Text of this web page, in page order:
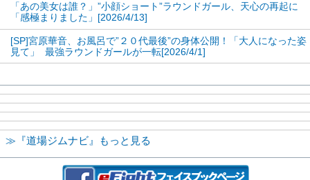
「あの美女は誰？」”小顔ショート”ラウンドガール、天心の再起に
「感極まりました」[2026/4/13]
[SP]宮原華音、お風呂で”２０代最後”の身体公開！「大人になった姿
見て」 最強ラウンドガールが一転[2026/4/1]
≫『道場ジムナビ』もっと見る